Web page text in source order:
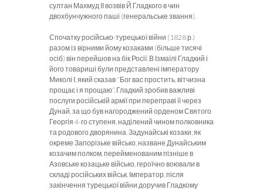
султан Махмуд ІІ возвів Й.Гладкого в чин
двохбунчужного паші (генеральське звання).
Спочатку російсько-турецької війни (1828 р.)
разом із вірними йому козаками (більше тисячі
осіб) він перейшов на бік Росії. В Ізмаїлі Гладкий і
його товариші були представлені імператору
Миколі І, який сказав “Бог вас простить, вітчизна
прощає і я прощаю”. Гладкий зробив важливі
послуги російській армії при переправі її через
Дунай, за що був нагороджений орденом Святого
Георгія 4-го ступеня, наділений чином полковника
та родового дворянина. Задунайські козаки, як
окреме Запорізьке військо, назване Дунайським
козачим полком, перейменованим пізніше в
Азовське козацьке військо, героїчно воювали в
складі російських військ. Імператор, після
закінчення турецької війни доручив Гладкому